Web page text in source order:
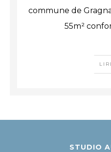
commune de
55m²
STUDIO